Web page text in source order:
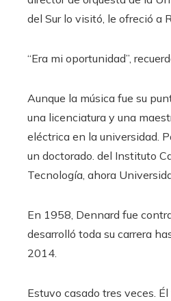
del Sur lo visitó, le ofreció a
“Era mi oportunidad”,
Aunque la música fue su
una licenciatura y una
eléctrica en la universidad.
un doctorado. del Instituto
Tecnología, ahora
En 1958, Dennard fue
desarrolló toda su carrera
2014.
Estuvo casado tres veces.